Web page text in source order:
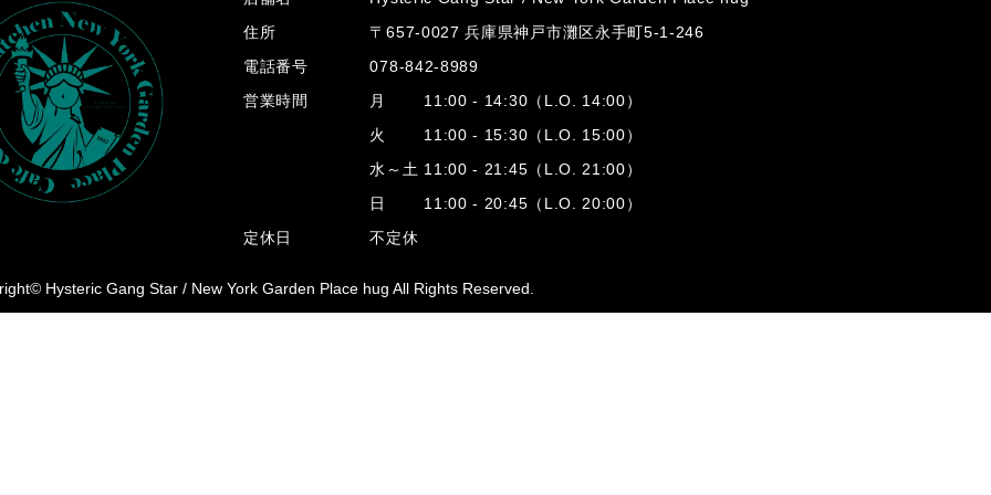
住所
〒657-0027 兵庫県神戸市灘区永手町5-1-246
電話番号
078-842-8989
営業時間
月 11:00 - 14:30（L.O. 14:00）
火 11:00 - 15:30（L.O. 15:00）
水～土 11:00 - 21:45（L.O. 21:00）
日 11:00 - 20:45（L.O. 20:00）
定休日
不定休
Hysteric Gang Star / New York Garden Place hug All Rights Reserved.